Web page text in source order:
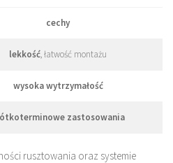
cechy
lekkość, łatwość montażu
wysoka wytrzymałość
zastosowania
rusztowania oraz systemie